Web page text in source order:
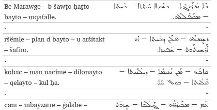
Be Marawge – b šawṯo ḥaṯto –
bayto – mqafalle.
ܒܶܐ ܡܰܪܰܘܓܶܐ – ܒܫܰܘܬ݂ܐ ܚܰܬ݂ܬܐ – ܒܰܝܬܐ
– ܡܩܰܦܰܠܠܶܗ.
- -
ršëmle – plan d bayto – u aršitakt
– šafiro.
ܪܫܷܡܠܶܗ – ܦ̇ܠܰܢ ܕܒܰܝܬܐ – ܐܘ
ܐܰܪܫܝܬܰܟܬ – ܫܰܦܝܪܐ.
- -
kobac – man nacime – dilonayto
– qelayto – kul ḥa.
ܟܐܒܰܥ – ܡܰܢ ܢܰܥܝܡܶܐ – ܕܝܠܳܢܰܝܬܐ –
ܩܶܠܰܝܬܐ – ܟܘܠ ܚܰܐ.
- -
cam – mbayzarre – ġalabe –
ܥܰܡ – ܡܒܰܝܙܰܪܪܶܗ – ܓ݂ܰܠܰܒܶܐ – ܫܷܪܟܰܬ